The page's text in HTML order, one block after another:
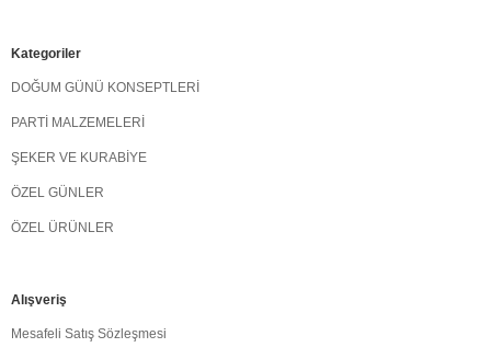
Kategoriler
DOĞUM GÜNÜ KONSEPTLERİ
PARTİ MALZEMELERİ
ŞEKER VE KURABİYE
ÖZEL GÜNLER
ÖZEL ÜRÜNLER
Alışveriş
Mesafeli Satış Sözleşmesi